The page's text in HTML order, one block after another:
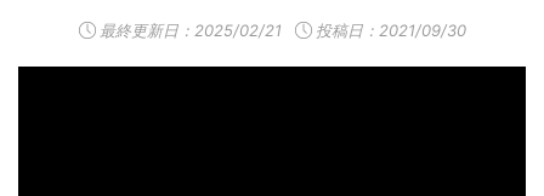
最終更新日： 2025/02/21 投稿日：2021/09/30